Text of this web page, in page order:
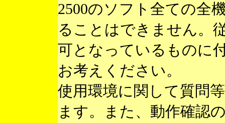
2500のソフト全ての全
ることはできません。
可となっているものに
お考えください。
使用環境に関して質問
ます。また、動作確認